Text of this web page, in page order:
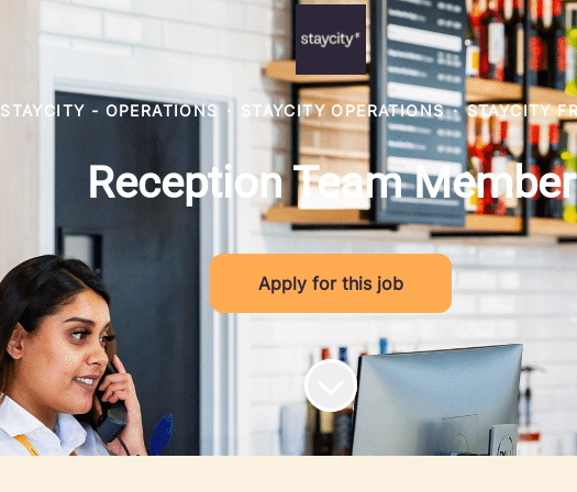
STAYCITY - OPERATIONS · STAYCITY OPERATIONS · STAYCITY
Reception Team Member
Apply for this job